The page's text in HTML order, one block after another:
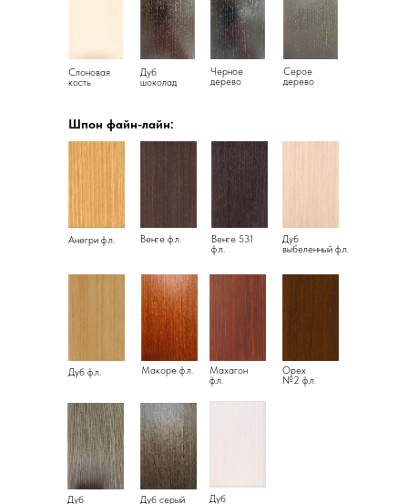
Шпон файн-лайн:
Анегри ф.л. Венге ф.л.
Венге 531
ф.л.
Дуб
выбеленный ф.л.
Дуб
Дуб Дуб серый
Дуб ф.л. Макоре ф.л.
Махагон
ф.л.
Орех
№2 ф.л.
Слоновая
кость
Дуб
шоколад
Серое
дерево
Черное
дерево